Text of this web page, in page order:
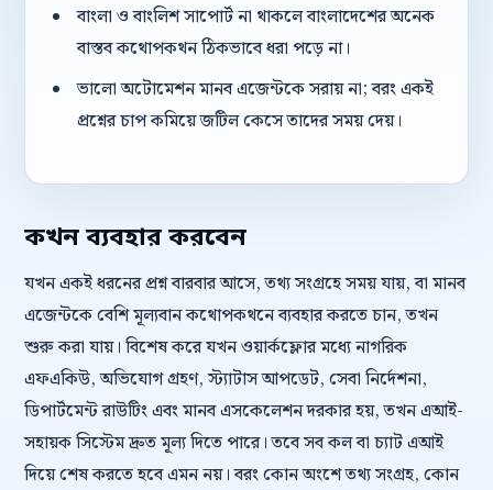
বাংলা ও বাংলিশ সাপোর্ট না থাকলে বাংলাদেশের অনেক
বাস্তব কথোপকথন ঠিকভাবে ধরা পড়ে না।
ভালো অটোমেশন মানব এজেন্টকে সরায় না; বরং একই
প্রশ্নের চাপ কমিয়ে জটিল কেসে তাদের সময় দেয়।
কখন ব্যবহার করবেন
যখন একই ধরনের প্রশ্ন বারবার আসে, তথ্য সংগ্রহে সময় যায়, বা মানব
এজেন্টকে বেশি মূল্যবান কথোপকথনে ব্যবহার করতে চান, তখন
শুরু করা যায়। বিশেষ করে যখন ওয়ার্কফ্লোর মধ্যে নাগরিক
এফএকিউ, অভিযোগ গ্রহণ, স্ট্যাটাস আপডেট, সেবা নির্দেশনা,
ডিপার্টমেন্ট রাউটিং এবং মানব এসকেলেশন দরকার হয়, তখন এআই-
সহায়ক সিস্টেম দ্রুত মূল্য দিতে পারে। তবে সব কল বা চ্যাট এআই
দিয়ে শেষ করতে হবে এমন নয়। বরং কোন অংশে তথ্য সংগ্রহ, কোন